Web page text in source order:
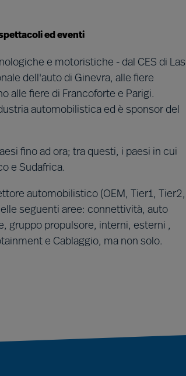
ed eventi
e motoristiche - dal CES di Las
dell'auto di Ginevra, alle fiere
alle fiere di Francoforte e Parigi.
automobilistica ed è sponsor del
fino ad ora; tra questi, i paesi in cui
e Sudafrica.
automobilistico (OEM, Tier1, Tier2,
seguenti aree: connettività, auto
gruppo propulsore, interni, esterni ,
e Cablaggio, ma non solo.